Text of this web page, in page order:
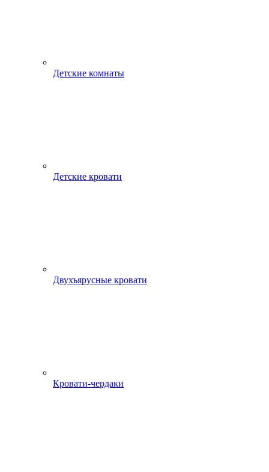
Детские комнаты
Детские кровати
Двухъярусные кровати
Кровати-чердаки